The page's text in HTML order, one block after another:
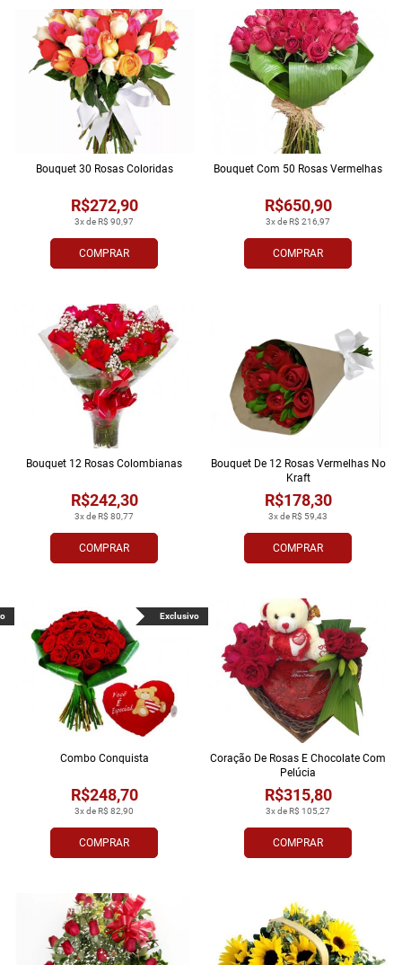
COMPRAR
3x de R$ 90,97
R$272,90
Bouquet 30 Rosas Coloridas
COMPRAR
3x de R$ 216,97
R$650,90
Bouquet Com 50 Rosas Vermelhas
COMPRAR
3x de R$ 80,77
R$242,30
Bouquet 12 Rosas Colombianas
COMPRAR
3x de R$ 59,43
R$178,30
Bouquet De 12 Rosas Vermelhas No
Kraft
COMPRAR
3x de R$ 82,90
R$248,70
Combo Conquista
Exclusivo
COMPRAR
3x de R$ 105,27
R$315,80
Coração De Rosas E Chocolate Com
Pelúcia